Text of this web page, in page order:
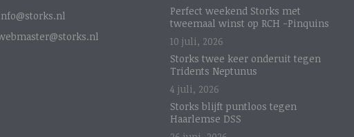
Perfect weekend Storks met
tweemaal winst op RCH -Pinquins
10 juli, 2026
Storks twee keer onderuit tegen
Tridents Neptunus
4 juli, 2026
Storks blijft puntloos tegen
Haarlemse DSS